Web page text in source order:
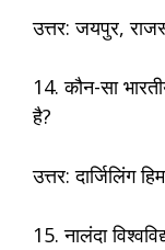
उत्तर: जयपुर,
14. कौन-सा
है?
उत्तर: दार्जिलिंग
15. नालंदा